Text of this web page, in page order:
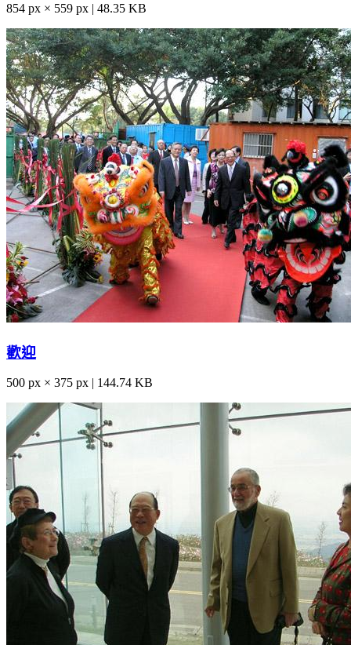
854 px × 559 px | 48.35 KB
歡迎
500 px × 375 px | 144.74 KB